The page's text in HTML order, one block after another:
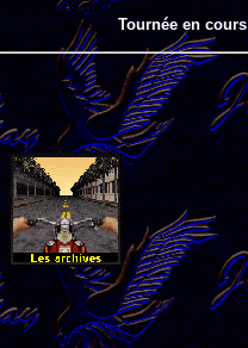
Tournée en cours